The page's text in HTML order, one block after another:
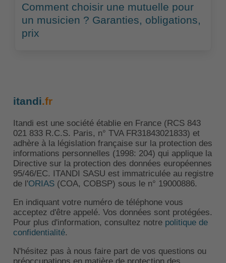
Comment choisir une mutuelle pour
un musicien ? Garanties, obligations,
prix
itandi.fr
Itandi est une société établie en France (RCS 843
021 833 R.C.S. Paris, n° TVA FR31843021833) et
adhère à la législation française sur la protection des
informations personnelles (1998: 204) qui applique la
Directive sur la protection des données européennes
95/46/EC. ITANDI SASU est immatriculée au registre
de l'ORIAS(COA, COBSP) sous le n° 19000886.
En indiquant votre numéro de téléphone vous
acceptez d'être appelé. Vos données sont protégées.
Pour plus d'information, consultez notre politique de
confidentialité.
N'hésitez pas à nous faire part de vos questions ou